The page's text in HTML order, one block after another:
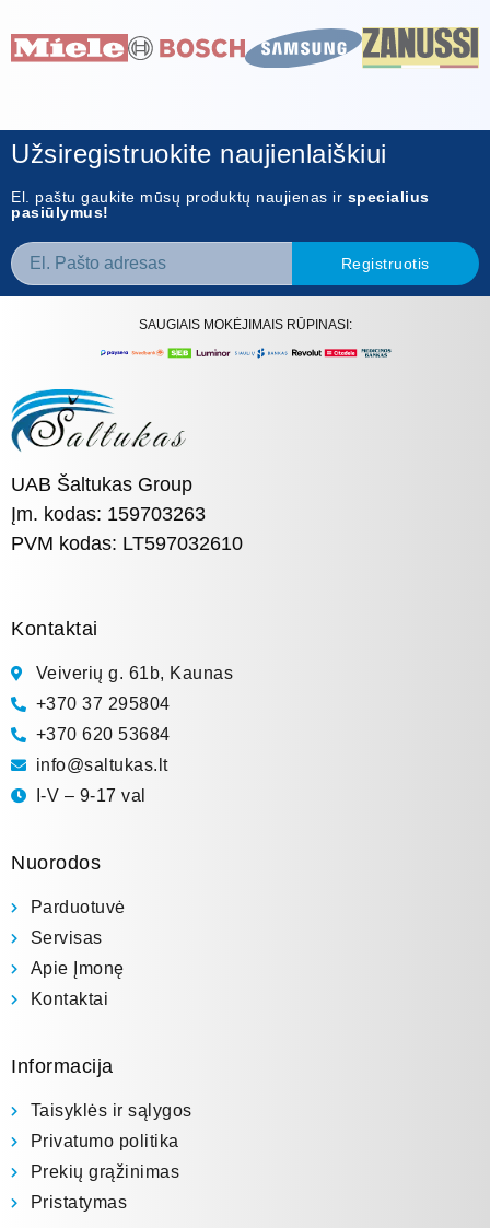
Užsiregistruokite naujienlaiškiui
El. paštu gaukite mūsų produktų naujienas ir specialius
pasiūlymus!
Registruotis
SAUGIAIS MOKĖJIMAIS RŪPINASI:
UAB Šaltukas Group
Įm. kodas: 159703263
PVM kodas: LT597032610
Kontaktai
Veiverių g. 61b, Kaunas
+370 37 295804
+370 620 53684
info@saltukas.lt
I-V – 9-17 val
Nuorodos
Parduotuvė
Servisas
Apie Įmonę
Kontaktai
Informacija
Taisyklės ir sąlygos
Privatumo politika
Prekių grąžinimas
Pristatymas